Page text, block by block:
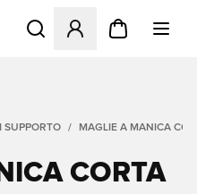
Apre una finestra modale
SUPPORTO MAGLIE A MANICA
CORTA